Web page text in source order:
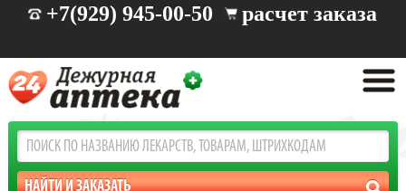
+7(929) 945-00-50 расчет заказа